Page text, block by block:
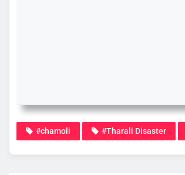
#chamoli #Tharali Disaster